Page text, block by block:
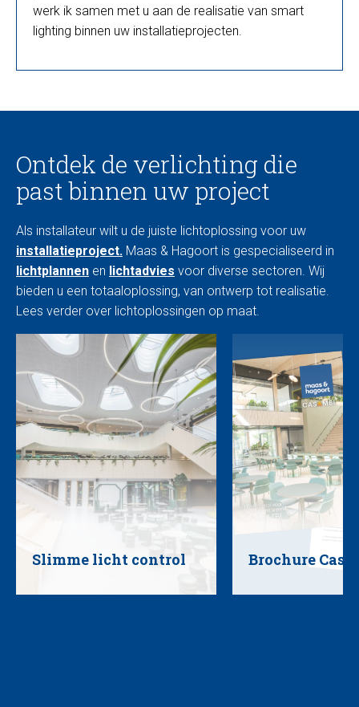
werk ik samen met u aan de realisatie van smart
lighting binnen uw installatieprojecten.
Ontdek de verlichting die
past binnen uw project
Als installateur wilt u de juiste lichtoplossing voor uw
installatieproject. Maas & Hagoort is gespecialiseerd in
lichtplannen en lichtadvies voor diverse sectoren. Wij
bieden u een totaaloplossing, van ontwerp tot realisatie.
Lees verder over lichtoplossingen op maat.
Slimme licht control Brochure